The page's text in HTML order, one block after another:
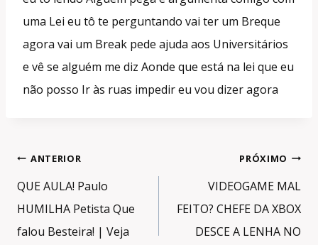
uma Lei eu tô te perguntando vai ter um Breque
agora vai um Break pede ajuda aos Universitários
e vê se alguém me diz Aonde que está na lei que eu
não posso Ir às ruas impedir eu vou dizer agora
Navegação
de
Post
ANTERIOR
QUE AULA! Paulo
HUMILHA Petista Que
falou Besteira! | Veja
PRÓXIMO
VIDEOGAME MAL
FEITO? CHEFE DA XBOX
DESCE A LENHA NO